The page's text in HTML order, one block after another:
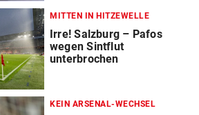
MITTEN IN HITZEWELLE
Irre! Salzburg – Pafos
wegen Sintflut
unterbrochen
KEIN ARSENAL-WECHSEL